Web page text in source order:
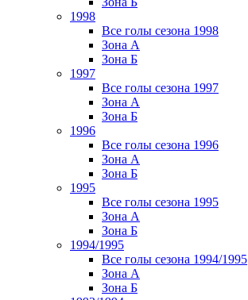
1998
Все голы сезона 1998
Зона А
Зона Б
1997
Все голы сезона 1997
Зона А
Зона Б
1996
Все голы сезона 1996
Зона А
Зона Б
1995
Все голы сезона 1995
Зона А
Зона Б
1994/1995
Все голы сезона 1994/1995
Зона А
Зона Б